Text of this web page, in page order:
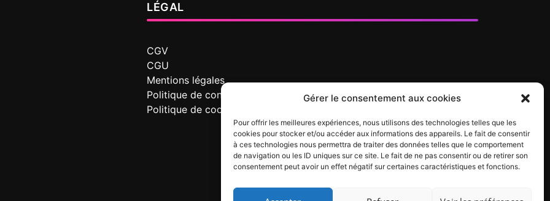
Gérer le consentement aux cookies
Pour offrir les meilleures expériences, nous utilisons des technologies telles que les
cookies pour stocker et/ou accéder aux informations des appareils. Le fait de consentir
à ces technologies nous permettra de traiter des données telles que le comportement
de navigation ou les ID uniques sur ce site. Le fait de ne pas consentir ou de retirer son
consentement peut avoir un effet négatif sur certaines caractéristiques et fonctions.
LÉGAL
CGV
CGU
Mentions légales
Politique de confidentialité
Politique de cookies